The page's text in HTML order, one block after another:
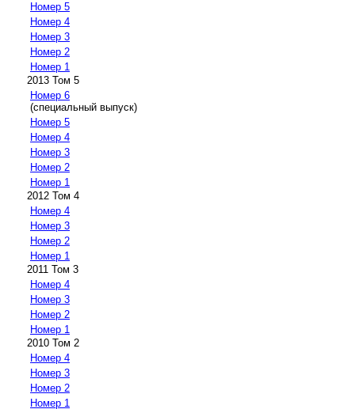
Номер 5
Номер 4
Номер 3
Номер 2
Номер 1
2013 Том 5
Номер 6
(специальный выпуск)
Номер 5
Номер 4
Номер 3
Номер 2
Номер 1
2012 Том 4
Номер 4
Номер 3
Номер 2
Номер 1
2011 Том 3
Номер 4
Номер 3
Номер 2
Номер 1
2010 Том 2
Номер 4
Номер 3
Номер 2
Номер 1